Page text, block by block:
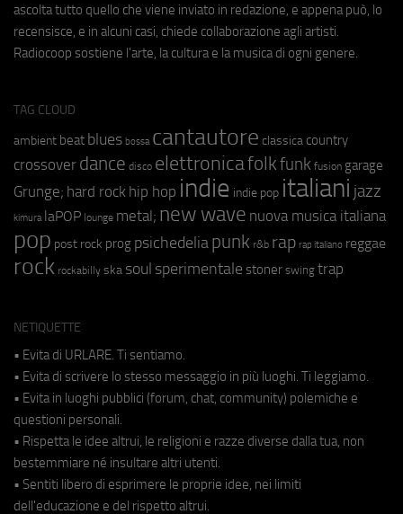
ascolta tutto quello che viene inviato in redazione, e appena può, lo
recensisce, e in alcuni casi, chiede collaborazione agli artisti.
Radiocoop sostiene l'arte, la cultura e la musica di ogni genere.
TAG CLOUD
ambient beat blues bossa cantautore classica country
crossover dance disco elettronicafolkfunk fusion garage
Grunge; hard rock hip hop indie indie pop italiani jazz
kimura laPOP lounge metal; new wave nuova musica italiana
pop post rock prog psichedeliapunk r&b rap rap italiano reggae
rock rockabilly ska soul sperimentale stoner swing trap
NETIQUETTE
• Evita di URLARE. Ti sentiamo.
• Evita di scrivere lo stesso messaggio in più luoghi. Ti leggiamo.
• Evita in luoghi pubblici (forum, chat, community) polemiche e
questioni personali.
• Rispetta le idee altrui, le religioni e razze diverse dalla tua, non
bestemmiare né insultare altri utenti.
• Sentiti libero di esprimere le proprie idee, nei limiti
dell'educazione e del rispetto altrui.